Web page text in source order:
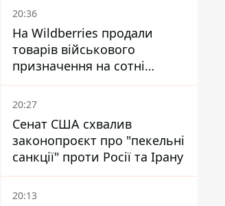
20:36
На Wildberries продали
товарів військового
призначення на сотні
мільйонів, але удари ЗСУ
змінили ситуацію
20:27
Сенат США схвалив
законопроєкт про "пекельні
санкції" проти Росії та Ірану
20:13